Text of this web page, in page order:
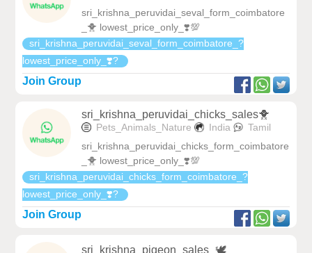
sri_krishna_peruvidai_seval_form_coimbatore
_🐥 lowest_price_only_❣️💯
sri_krishna_peruvidai_seval_form_coimbatore_?
lowest_price_only_❣️?
Join Group
sri_krishna_peruvidai_chicks_sales🐥
Pets_Animals_Nature India
Tamil
sri_krishna_peruvidai_chicks_form_coimbatore
_🐥 lowest_price_only_❣️💯
sri_krishna_peruvidai_chicks_form_coimbatore_?
lowest_price_only_❣️?
Join Group
sri_krishna_pigeon_sales_🕊️